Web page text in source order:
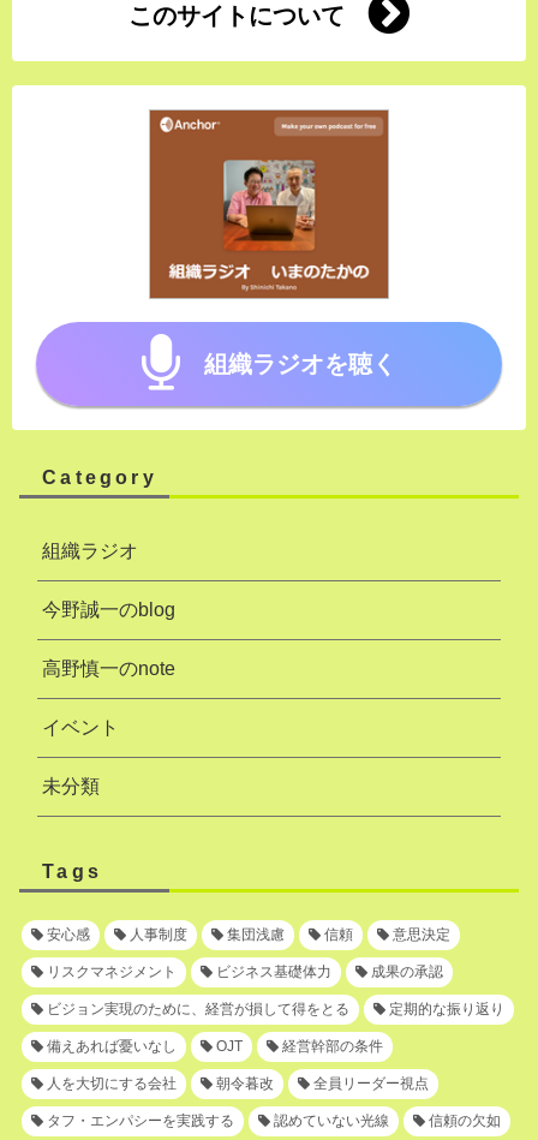
このサイトについて
組織ラジオを聴く
Category
組織ラジオ
今野誠一のblog
高野慎一のnote
イベント
未分類
Tags
安心感 人事制度 集団浅慮 信頼 意思決定
リスクマネジメント ビジネス基礎体力 成果の承認
ビジョン実現のために、経営が損して得をとる 定期的な振り返り
備えあれば憂いなし OJT 経営幹部の条件
人を大切にする会社 朝令暮改 全員リーダー視点
タフ・エンパシーを実践する 認めていない光線 信頼の欠如